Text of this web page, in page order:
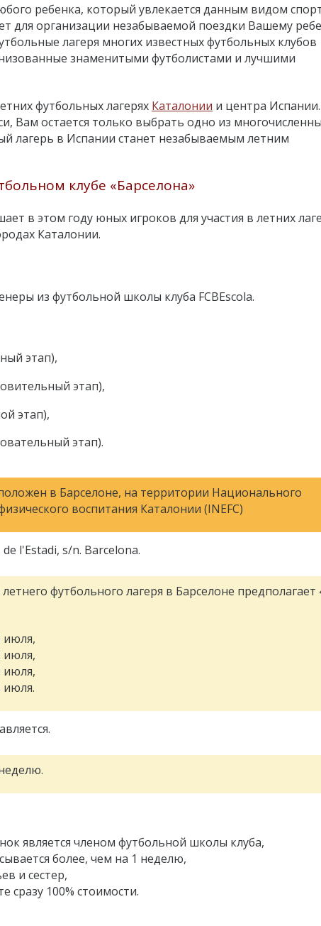
ребенка, который увлекается данным видом
для организации незабываемой поездки Вашему
лагеря многих известных футбольных клубов
знаменитыми футболистами и лучшими
футбольных лагерях Каталонии и центра
Вам остается только выбрать одно из
лагерь в Испании станет незабываемым летним
клубе «Барселона»
в этом году юных игроков для участия в летних
Каталонии.
из футбольной школы клуба FCBEscola.
этап),
этап),
этап),
этап).
в Барселоне, на территории Национального
воспитания Каталонии (INEFC)
de l'Estadi, s/n. Barcelona.
футбольного лагеря в Барселоне предполагает
июля,
июля,
июля,
июля.
является членом футбольной школы клуба,
более, чем на 1 неделю,
и сестер,
сразу 100% стоимости.